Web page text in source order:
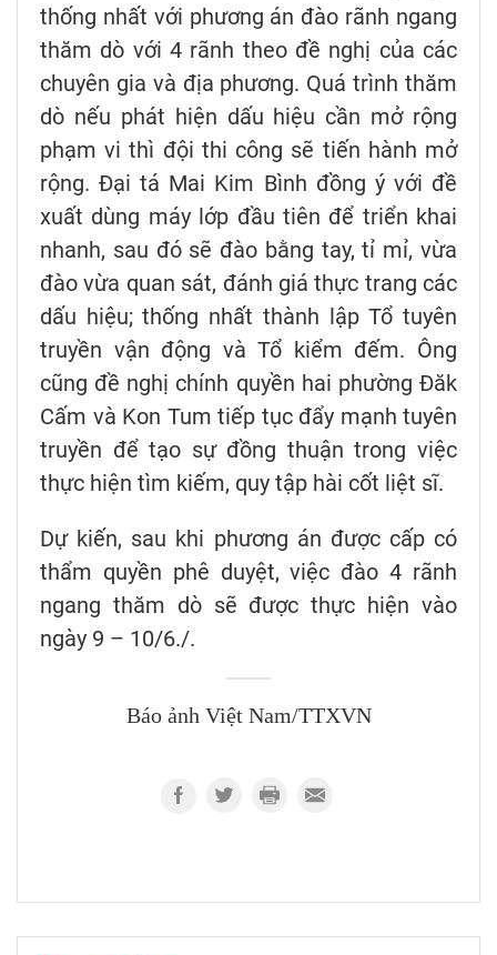
thống nhất với phương án đào rãnh ngang
thăm dò với 4 rãnh theo đề nghị của các
chuyên gia và địa phương. Quá trình thăm
dò nếu phát hiện dấu hiệu cần mở rộng
phạm vi thì đội thi công sẽ tiến hành mở
rộng. Đại tá Mai Kim Bình đồng ý với đề
xuất dùng máy lớp đầu tiên để triển khai
nhanh, sau đó sẽ đào bằng tay, tỉ mỉ, vừa
đào vừa quan sát, đánh giá thực trang các
dấu hiệu; thống nhất thành lập Tổ tuyên
truyền vận động và Tổ kiểm đếm. Ông
cũng đề nghị chính quyền hai phường Đăk
Cấm và Kon Tum tiếp tục đẩy mạnh tuyên
truyền để tạo sự đồng thuận trong việc
thực hiện tìm kiếm, quy tập hài cốt liệt sĩ.
Dự kiến, sau khi phương án được cấp có
thẩm quyền phê duyệt, việc đào 4 rãnh
ngang thăm dò sẽ được thực hiện vào
ngày 9 – 10/6./.
Báo ảnh Việt Nam/TTXVN